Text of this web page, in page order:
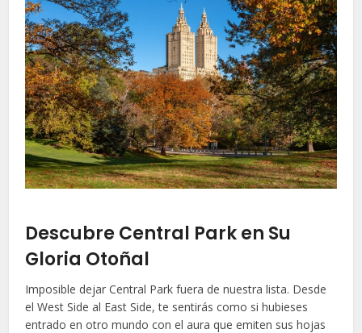
Descubre Central Park en Su
Gloria Otoñal
Imposible dejar Central Park fuera de nuestra lista. Desde
el West Side al East Side, te sentirás como si hubieses
entrado en otro mundo con el aura que emiten sus hojas